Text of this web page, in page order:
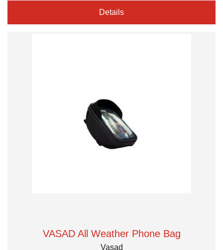
Details
VASAD All Weather Phone Bag
Vasad